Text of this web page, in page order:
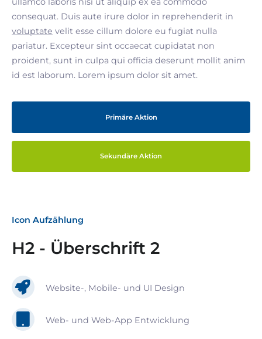
consequat. Duis aute irure dolor in reprehenderit in
voluptate velit esse cillum dolore eu fugiat nulla
pariatur. Excepteur sint occaecat cupidatat non
proident, sunt in culpa qui officia deserunt mollit anim
id est laborum. Lorem ipsum dolor sit amet.
Primäre Aktion
Sekundäre Aktion
Icon Aufzählung
H2 - Überschrift 2
Website-, Mobile- und UI Design
Web- und Web-App Entwicklung